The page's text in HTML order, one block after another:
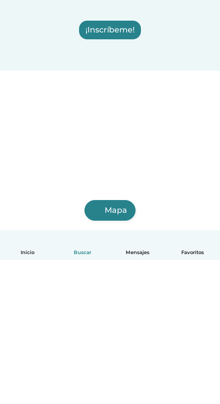
Inicio Buscar Mensajes Favoritos
¡Inscríbeme!
Mapa